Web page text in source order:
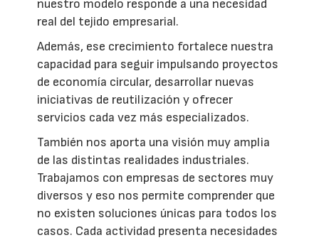
nuestro modelo responde a una necesidad
real del tejido empresarial.
Además, ese crecimiento fortalece nuestra
capacidad para seguir impulsando proyectos
de economía circular, desarrollar nuevas
iniciativas de reutilización y ofrecer
servicios cada vez más especializados.
También nos aporta una visión muy amplia
de las distintas realidades industriales.
Trabajamos con empresas de sectores muy
diversos y eso nos permite comprender que
no existen soluciones únicas para todos los
casos. Cada actividad presenta necesidades